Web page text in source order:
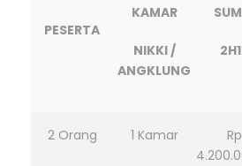
PESERTA
KAMAR
NIKKI /
ANGKLUNG
2 Orang 1 Kamar